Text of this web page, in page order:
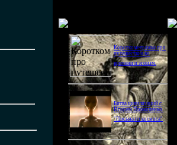
Короткометражка про
путешествия во
времени и эгоизм.
Битва цивилизаций с
Игорем Прокопенко.
"Письма из космоса"